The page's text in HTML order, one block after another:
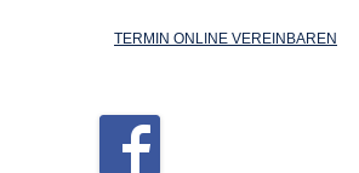
TERMIN ONLINE VEREINBAREN